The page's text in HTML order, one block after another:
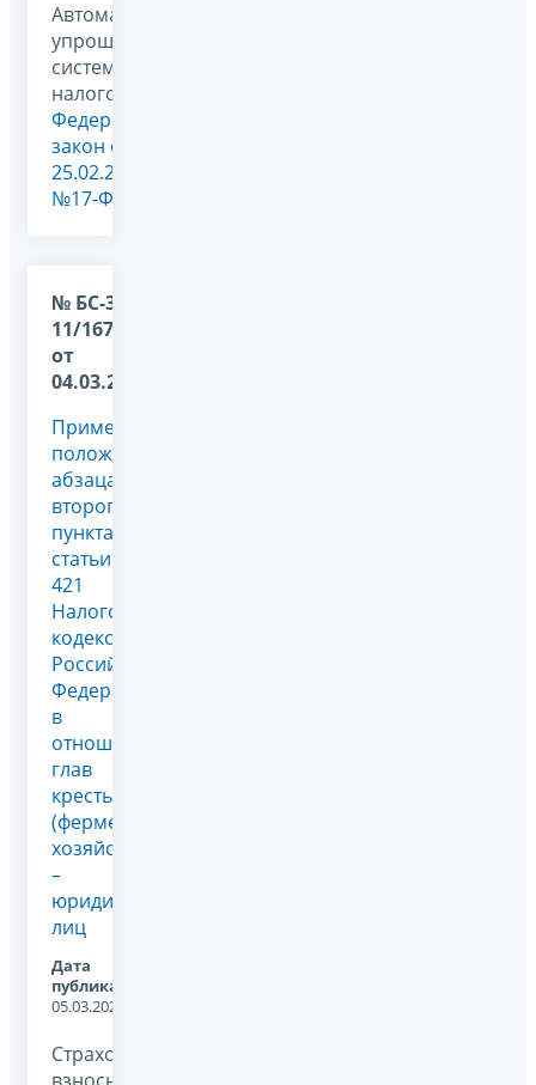
Автоматизированная
упрощенная
система
налогообложения,
Федеральный
закон от
25.02.2022
№17-ФЗ
№ БС-36-
11/1670@
от
04.03.2026
Применение
положений
абзаца
второго
пункта 1
статьи
421
Налогового
кодекса
Российской
Федерации
в
отношении
глав
крестьянских
(фермерских)
хозяйств
–
юридических
лиц
Дата
публикации:
05.03.2026
Страховые